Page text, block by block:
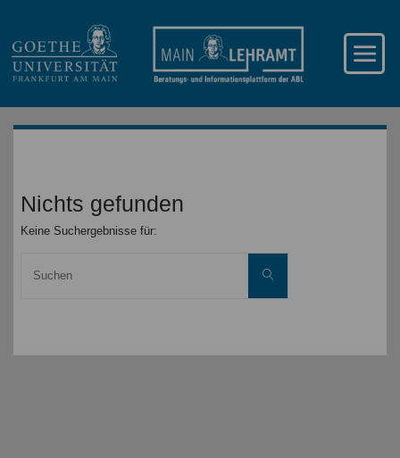
Nichts gefunden
Keine Suchergebnisse für:
Suchen